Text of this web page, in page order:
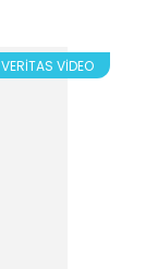
VERITAS VIDEO